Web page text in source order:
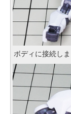
ボディに接続し